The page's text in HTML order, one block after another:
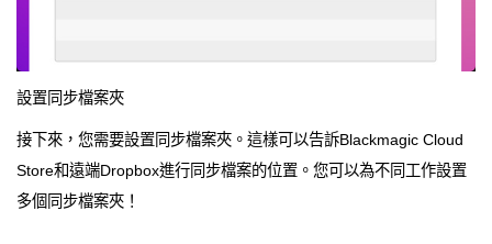
設置同步檔案夾
接下來，您需要設置同步檔案夾。這樣可以告訴Blackmagic Cloud
Store和遠端Dropbox進行同步檔案的位置。您可以為不同工作設置
多個同步檔案夾！